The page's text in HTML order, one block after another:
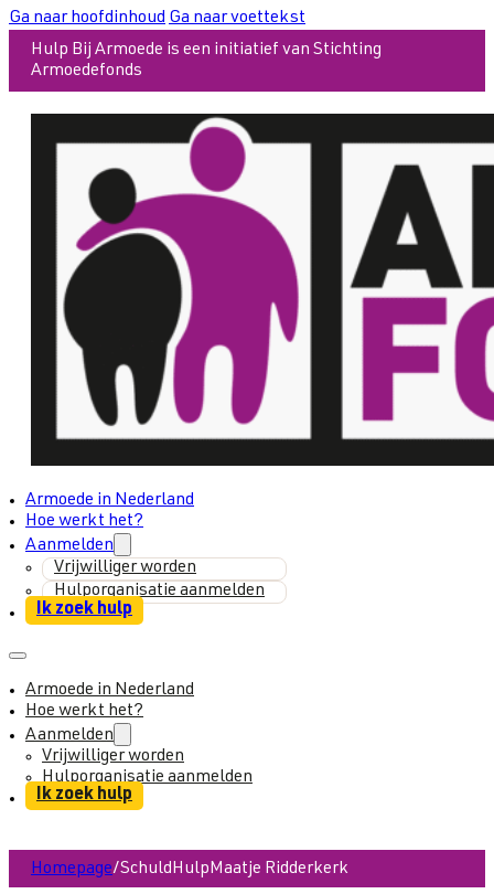
Ga naar hoofdinhoud Ga naar voettekst
Hulp Bij Armoede is een initiatief van Stichting
Armoedefonds
Armoede in Nederland
Hoe werkt het?
Aanmelden
Vrijwilliger worden
Hulporganisatie aanmelden
Ik zoek hulp
Armoede in Nederland
Hoe werkt het?
Aanmelden
Vrijwilliger worden
Hulporganisatie aanmelden
Ik zoek hulp
Homepage/SchuldHulpMaatje Ridderkerk